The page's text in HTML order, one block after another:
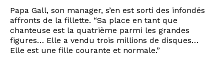
Papa Gall, son manager, s’en est sorti des infondés
affronts de la fillette. “Sa place en tant que
chanteuse est la quatrième parmi les grandes
figures… Elle a vendu trois millions de disques…
Elle est une fille courante et normale.”